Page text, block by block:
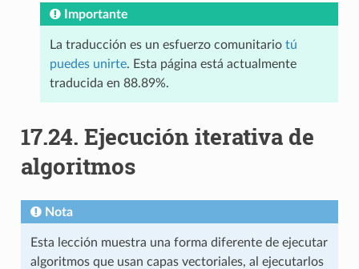
Importante
La traducción es un esfuerzo comunitario tú
puedes unirte. Esta página está actualmente
traducida en 88.89%.
17.24. Ejecución iterativa de
algoritmos
Nota
Esta lección muestra una forma diferente de ejecutar
algoritmos que usan capas vectoriales, al ejecutarlos